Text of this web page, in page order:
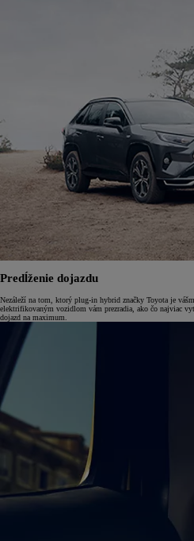
Predĺženie dojazdu
Nezáleží na tom, ktorý plug-in hybrid značky Toyota je
elektrifikovaným vozidlom vám prezradia, ako čo najviac
dojazd na maximum.